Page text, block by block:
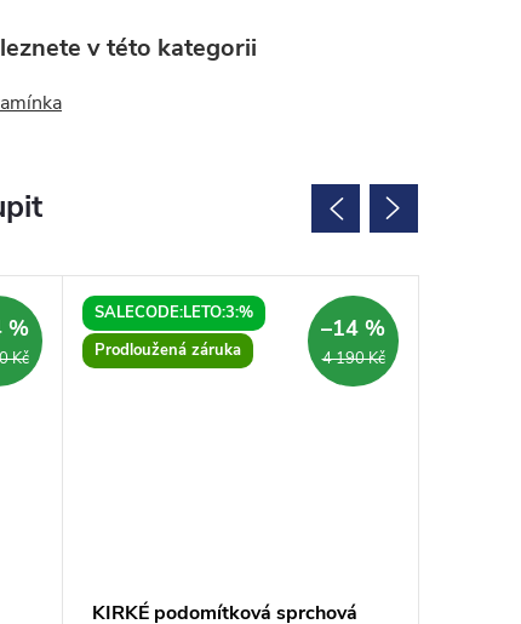
v této kategorii
Kč
%
SALECODE:LETO:3:%
Prodloužená záruka
4 190 Kč
–14 %
KIRKÉ podomítková sprchová